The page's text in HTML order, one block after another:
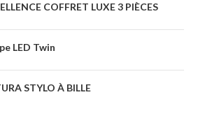
COFFRET LUXE 3 PIÈCES
LED Twin
STYLO À BILLE